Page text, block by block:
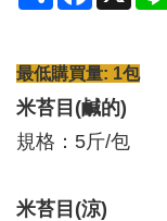
最低購買量: 1包
米苔目(鹹的)
規格：5斤/包
米苔目(涼)